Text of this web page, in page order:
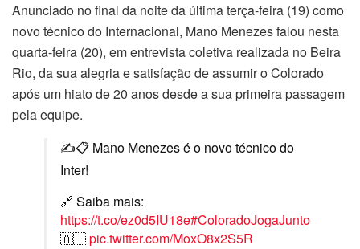
Anunciado no final da noite da última terça-feira (19) como
novo técnico do Internacional, Mano Menezes falou nesta
quarta-feira (20), em entrevista coletiva realizada no Beira
Rio, da sua alegria e satisfação de assumir o Colorado
após um hiato de 20 anos desde a sua primeira passagem
pela equipe.
✍️📋 Mano Menezes é o novo técnico do
Inter!
🔗 Saiba mais:
https://t.co/ez0d5IU18e#ColoradoJogaJunto
🇦🇹pic.twitter.com/MoxO8x2S5R